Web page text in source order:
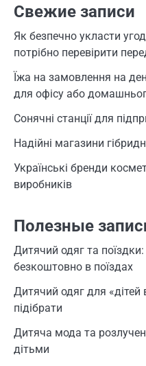
Свежие записи
Як безпечно укласти
потрібно перевірити
Їжа на замовлення на
для офісу або
Сонячні станції для
Надійні магазини
Українські бренди
виробників
Полезные
Дитячий одяг та поїздки:
безкоштовно в поїздах
Дитячий одяг для
підібрати
Дитяча мода та
дітьми